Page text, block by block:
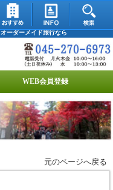
ーダーメイド旅行なら
WEB会員登録
元のページへ戻る